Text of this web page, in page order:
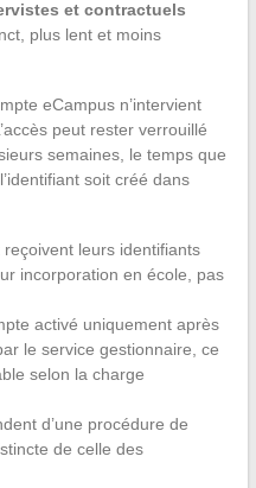
et contractuels
plus lent et moins
eCampus n’intervient
peut rester verrouillé
semaines, le temps que
soit créé dans
leurs identifiants
incorporation en école, pas
activé uniquement après
le service gestionnaire, ce
selon la charge
d’une procédure de
de celle des